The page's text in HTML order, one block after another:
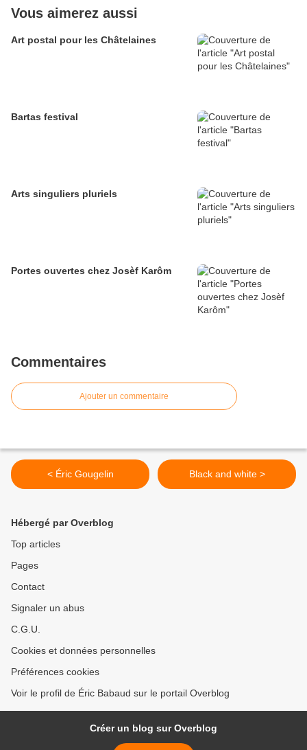
Vous aimerez aussi
Art postal pour les Châtelaines
Bartas festival
Arts singuliers pluriels
Portes ouvertes chez Josèf Karôm
Commentaires
Ajouter un commentaire
< Éric Gougelin Black and white >
Hébergé par Overblog
Top articles
Pages
Contact
Signaler un abus
C.G.U.
Cookies et données personnelles
Préférences cookies
Voir le profil de Éric Babaud sur le portail Overblog
Créer un blog sur Overblog